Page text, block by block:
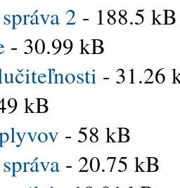
2 - 188.5 kB
- 30.99 kB
- 31.26
kB
- 58 kB
- 20.75 kB